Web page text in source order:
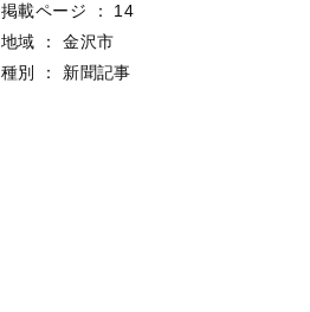
掲載ページ
：
14
地域
：
金沢市
種別
： 新聞記事